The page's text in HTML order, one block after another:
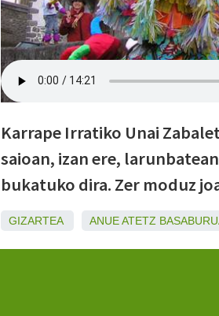
Karrape Irratiko Unai
saioan, izan ere,
bukatuko dira. Zer moduz
GIZARTEA ANUEATETZ